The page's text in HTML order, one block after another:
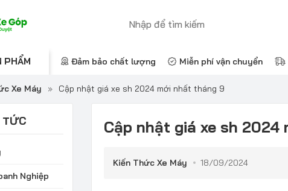
PHẨM Đảm bảo chất lượng Miễn phí vận chuyển
Xe Máy » Cập nhật giá xe sh 2024 mới nhất tháng 9
Cập nhật giá xe sh
Kiến Thức Xe Máy 18/09/2024
TỨC
Nghiệp